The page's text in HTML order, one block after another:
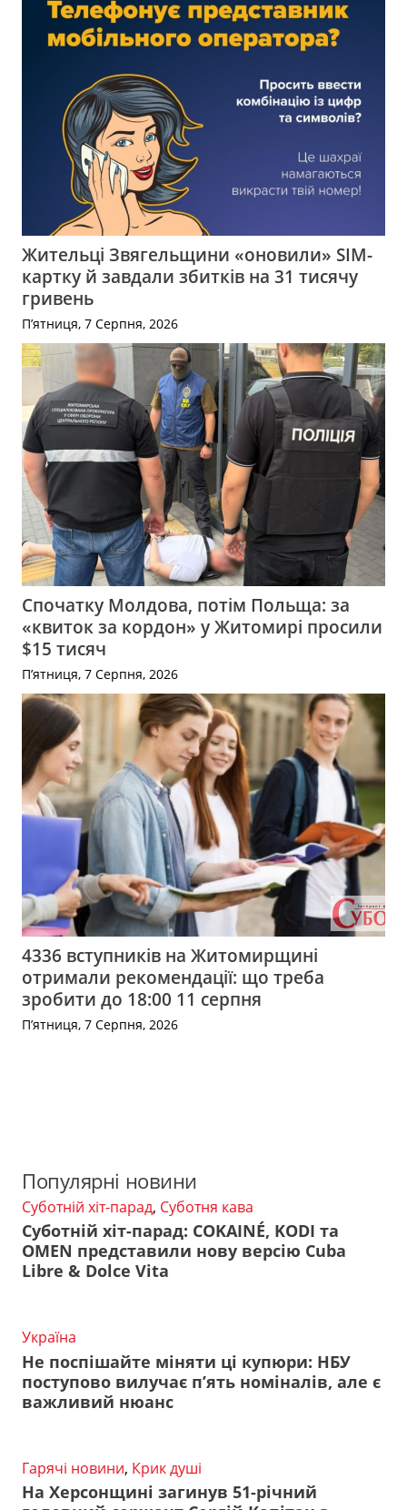
Жительці Звягельщини «оновили» SIM-
картку й завдали збитків на 31 тисячу
гривень
П’ятниця, 7 Серпня, 2026
Спочатку Молдова, потім Польща: за
«квиток за кордон» у Житомирі просили
$15 тисяч
П’ятниця, 7 Серпня, 2026
4336 вступників на Житомирщині
отримали рекомендації: що треба
зробити до 18:00 11 серпня
П’ятниця, 7 Серпня, 2026
Популярні новини
Суботній хіт-парад, Суботня кава
Суботній хіт-парад: COKAINÉ, KODI та
OMEN представили нову версію Cuba
Libre & Dolce Vita
Україна
Не поспішайте міняти ці купюри: НБУ
поступово вилучає п’ять номіналів, але є
важливий нюанс
Гарячі новини, Крик душі
На Херсонщині загинув 51-річний